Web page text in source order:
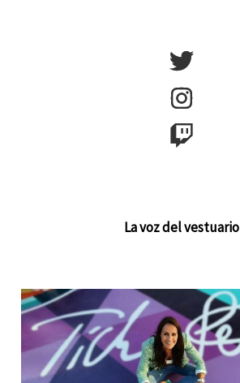
La voz del vestuario